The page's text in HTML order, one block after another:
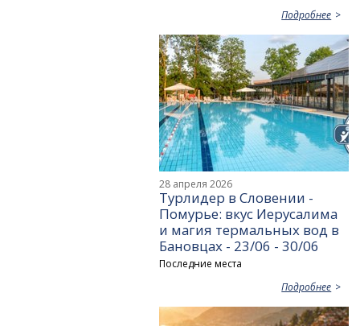
Подробнее
28 апреля 2026
Турлидер в Словении -
Помурье: вкус Иерусалима
и магия термальных вод в
Бановцах - 23/06 - 30/06
Последние места
Подробнее